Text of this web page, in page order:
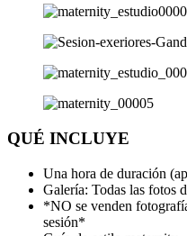
QUÉ INCLUYE
Una hora de duración
Galería: Todas las fotos
*NO se venden
sesión*